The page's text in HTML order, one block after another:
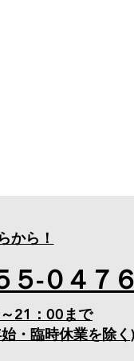
５-０４７６
21：00まで
・臨時休業を除く)
から！